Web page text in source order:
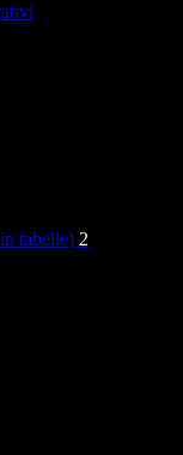
tabelle) 2